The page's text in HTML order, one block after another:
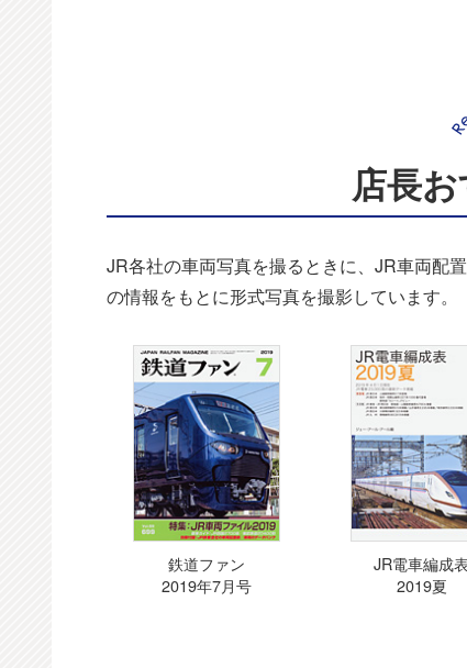
店長
JR各社の車両写真を撮るときに、JR車両配
の情報をもとに形式写真を撮影しています。
鉄道ファン
2019年7月号
JR電車編成表
2019夏